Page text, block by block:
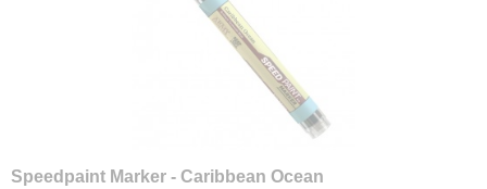
Speedpaint Marker - Caribbean Ocean